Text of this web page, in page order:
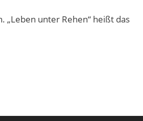
„Leben unter Rehen“ heißt das